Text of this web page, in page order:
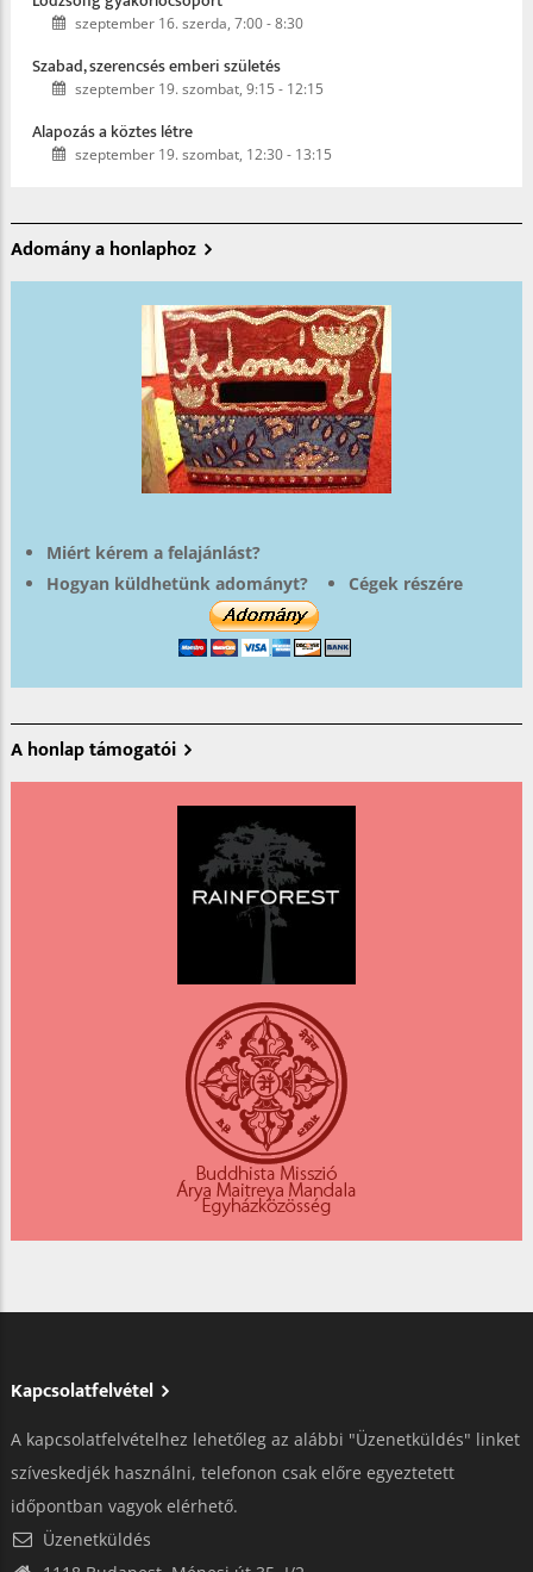
szeptember 16. szerda, 7:00-8:30
Szabad, szerencsés emberi születés
szeptember 19. szombat, 9:15 - 12:15
Alapozás a köztes létre
szeptember 19. szombat, 12:30- 13:15
Adomány a honlaphoz
Miért kérem a felajánlást?
Hogyan küldhetünk adományt?
Cégek részére
A honlap támogatói
Kapcsolatfelvétel
A kapcsolatfelvételhez lehetőleg az alábbi "Üzenetküldés" linket
szíveskedjék használni, telefonon csak előre egyeztetett
időpontban vagyok elérhető.
Üzenetküldés